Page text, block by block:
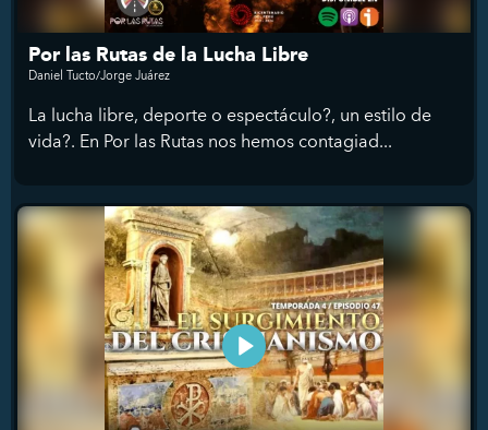
Por las Rutas de la Lucha Libre
Daniel Tucto/Jorge Juárez
La lucha libre, deporte o espectáculo?, un estilo de
vida?. En Por las Rutas nos hemos contagiad...